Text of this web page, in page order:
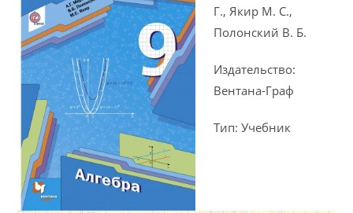
Г., Якир М. С.,
Полонский В. Б.
Издательство:
Вентана-Граф
Тип: Учебник